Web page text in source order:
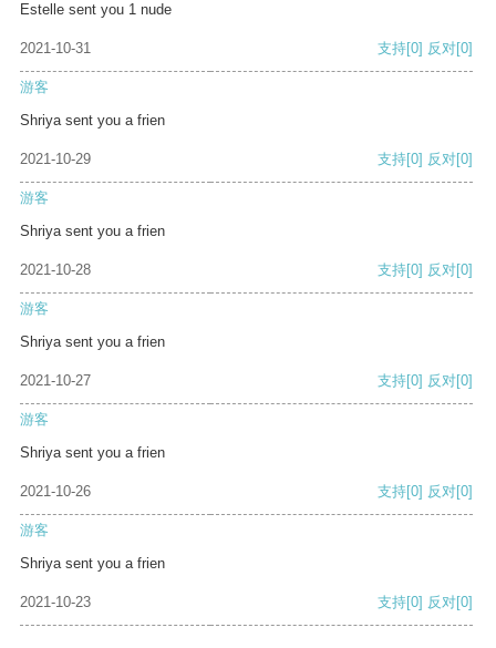
Estelle sent you 1 nude
2021-10-31 支持[0] 反对[0]
游客
Shriya sent you a frien
2021-10-29 支持[0] 反对[0]
游客
Shriya sent you a frien
2021-10-28 支持[0] 反对[0]
游客
Shriya sent you a frien
2021-10-27 支持[0] 反对[0]
游客
Shriya sent you a frien
2021-10-26 支持[0] 反对[0]
游客
Shriya sent you a frien
2021-10-23 支持[0] 反对[0]